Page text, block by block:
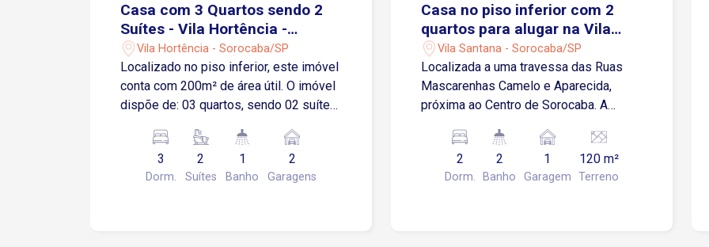
Casa com 3 Quartos sendo 2
Suítes - Vila Hortência -
Sorocaba/SP
Vila Hortência - Sorocaba/SP
Localizado no piso inferior, este imóvel
conta com 200m² de área útil. O imóvel
dispõe de: 03 quartos, sendo 02 suítes
Sala de jantar Cozinha com armários
Escritório Lavabo Garagem descoberta
para 02 carros Localizado na Vila
3
Dorm.
2
Suítes
1
Banho
2
Garagens
Casa no piso inferior com 2
quartos para alugar na Vila
Santana em Sorocaba/SP
Vila Santana - Sorocaba/SP
Localizada a uma travessa das Ruas
Mascarenhas Camelo e Aparecida,
próxima ao Centro de Sorocaba. A
com shopping, escolas,
supermercados, farmácias,
restaurantes e diversos comércios e
2
Dorm.
2
Banho
1
Garagem
120 m²
Terreno